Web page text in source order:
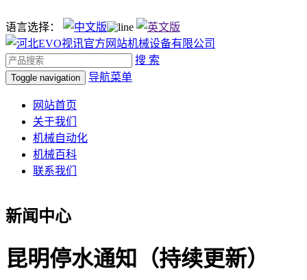
语言选择：
搜 索
Toggle navigation 导航菜单
网站首页
关于我们
机械自动化
机械百科
联系我们
新闻中心
昆明停水通知（持续更新）